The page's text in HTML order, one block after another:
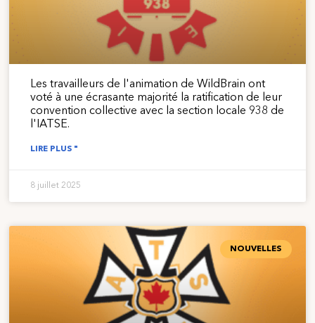
Les travailleurs de l'animation de WildBrain ont
voté à une écrasante majorité la ratification de leur
convention collective avec la section locale 938 de
l'IATSE.
LIRE PLUS "
8 juillet 2025
NOUVELLES